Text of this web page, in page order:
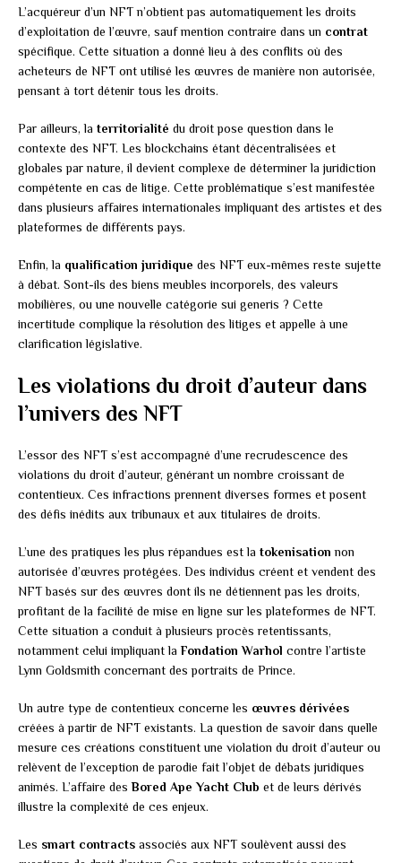
L’acquéreur d’un NFT n’obtient pas automatiquement les droits
d’exploitation de l’œuvre, sauf mention contraire dans un contrat
spécifique. Cette situation a donné lieu à des conflits où des
acheteurs de NFT ont utilisé les œuvres de manière non autorisée,
pensant à tort détenir tous les droits.
Par ailleurs, la territorialité du droit pose question dans le
contexte des NFT. Les blockchains étant décentralisées et
globales par nature, il devient complexe de déterminer la juridiction
compétente en cas de litige. Cette problématique s’est manifestée
dans plusieurs affaires internationales impliquant des artistes et des
plateformes de différents pays.
Enfin, la qualification juridique des NFT eux-mêmes reste sujette
à débat. Sont-ils des biens meubles incorporels, des valeurs
mobilières, ou une nouvelle catégorie sui generis ? Cette
incertitude complique la résolution des litiges et appelle à une
clarification législative.
Les violations du droit d’auteur dans
l’univers des NFT
L’essor des NFT s’est accompagné d’une recrudescence des
violations du droit d’auteur, générant un nombre croissant de
contentieux. Ces infractions prennent diverses formes et posent
des défis inédits aux tribunaux et aux titulaires de droits.
L’une des pratiques les plus répandues est la tokenisation non
autorisée d’œuvres protégées. Des individus créent et vendent des
NFT basés sur des œuvres dont ils ne détiennent pas les droits,
profitant de la facilité de mise en ligne sur les plateformes de NFT.
Cette situation a conduit à plusieurs procès retentissants,
notamment celui impliquant la Fondation Warhol contre l’artiste
Lynn Goldsmith concernant des portraits de Prince.
Un autre type de contentieux concerne les œuvres dérivées
créées à partir de NFT existants. La question de savoir dans quelle
mesure ces créations constituent une violation du droit d’auteur ou
relèvent de l’exception de parodie fait l’objet de débats juridiques
animés. L’affaire desBored Ape Yacht Club et de leurs dérivés
illustre la complexité de ces enjeux.
Les smart contracts associés aux NFT soulèvent aussi des